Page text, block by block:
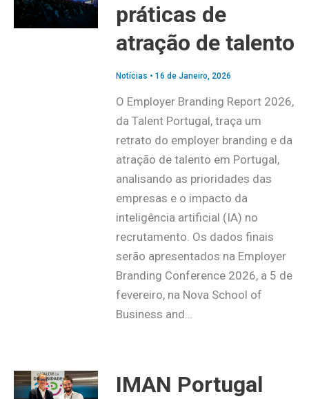
práticas de
atração de talento
Notícias • 16 de Janeiro, 2026
O Employer Branding Report 2026,
da Talent Portugal, traça um
retrato do employer branding e da
atração de talento em Portugal,
analisando as prioridades das
empresas e o impacto da
inteligência artificial (IA) no
recrutamento. Os dados finais
serão apresentados na Employer
Branding Conference 2026, a 5 de
fevereiro, na Nova School of
Business and…
IMAN Portugal